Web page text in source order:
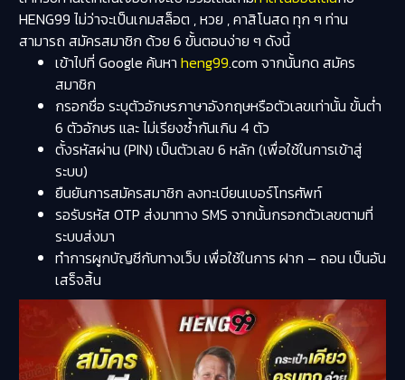
HENG99 ไม่ว่าจะเป็นเกมสล็อต , หวย , คาสิโนสด ทุก ๆ ท่าน
สามารถ สมัครสมาชิก ด้วย 6 ขั้นตอนง่าย ๆ ดังนี้‍
เข้าไปที่ Google ค้นหา heng99.com จากนั้นกด สมัคร
สมาชิก
กรอกชื่อ ระบุตัวอักษรภาษาอังกฤษหรือตัวเลขเท่านั้น ขั้นต่ำ
6 ตัวอักษร และ ไม่เรียงซ้ำกันเกิน 4 ตัว
ตั้งรหัสผ่าน (PIN) เป็นตัวเลข 6 หลัก (เพื่อใช้ในการเข้าสู่
ระบบ)
ยืนยันการสมัครสมาชิก ลงทะเบียนเบอร์โทรศัพท์
รอรับรหัส OTP ส่งมาทาง SMS จากนั้นกรอกตัวเลขตามที่
ระบบส่งมา
ทำการผูกบัญชีกับทางเว็บ เพื่อใช้ในการ ฝาก – ถอน เป็นอัน
เสร็จสิ้น